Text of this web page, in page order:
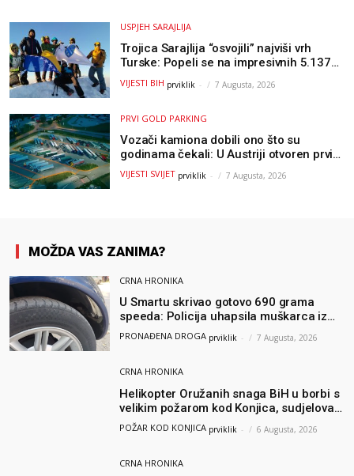
USPJEH SARAJLIJA
Trojica Sarajlija “osvojili” najviši vrh
Turske: Popeli se na impresivnih 5.137
metara
VIJESTI BIH prviklik - 7 Augusta, 2026
PRVI GOLD PARKING
Vozači kamiona dobili ono što su
godinama čekali: U Austriji otvoren prvi
GOLD sigurni parking
VIJESTI SVIJET prviklik - 7 Augusta, 2026
MOŽDA VAS ZANIMA?
CRNA HRONIKA
U Smartu skrivao gotovo 690 grama
speeda: Policija uhapsila muškarca iz
Hercegovine
PRONAĐENA DROGA prviklik - 7 Augusta, 2026
CRNA HRONIKA
Helikopter Oružanih snaga BiH u borbi s
velikim požarom kod Konjica, sudjelovao
i Air Tractor
POŽAR KOD KONJICA prviklik - 6 Augusta, 2026
CRNA HRONIKA